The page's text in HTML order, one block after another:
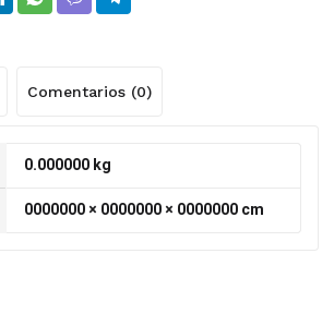
Comentarios (0)
0.000000 kg
0000000 × 0000000 × 0000000 cm